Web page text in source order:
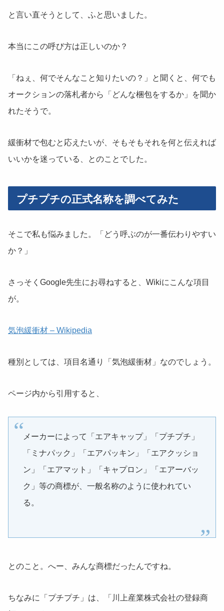
と言い直そうとして、ふと思いました。
本当にこの呼び方は正しいのか？
「ねぇ、何でそんなこと知りたいの？」と聞くと、何でも
オークションの落札者から「どんな梱包をするか」を聞か
れたそうで。
緩衝材で包むと応えたいが、そもそもそれを何と伝えれば
いいかを迷っている、とのことでした。
プチプチの正式名称を調べてみた
そこで私も悩みました。「どう呼ぶのが一番伝わりやすい
か？」
さっそくGoogle先生にお尋ねすると、Wikiにこんな項目
が。
気泡緩衝材 – Wikipedia
種別としては、項目名通り「気泡緩衝材」なのでしょう。
ページ内から引用すると、
メーカーによって「エアキャップ」「プチプチ」
「ミナパック」「エアパッキン」「エアクッショ
ン」「エアマット」「キャプロン」「エアーバッ
ク」等の商標が、一般名称のように使われてい
る。
とのこと。へー、みんな商標だったんですね。
ちなみに「プチプチ」は、「川上産業株式会社の登録商